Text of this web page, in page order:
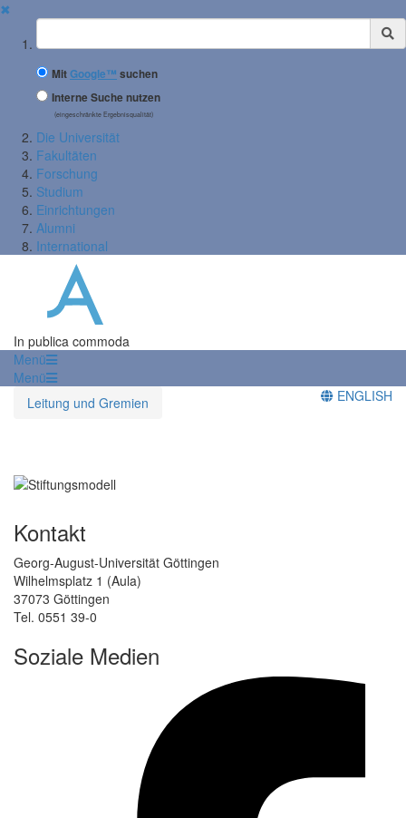
✖
Suchbegriff
MitGoogle™ suchen
Interne Suche nutzen
(eingeschränkte Ergebnisqualität)
Die Universität
Fakultäten
Forschung
Studium
Einrichtungen
Alumni
International
In publica commoda
Menü
Menü
Leitung und Gremien
ENGLISH
Kontakt
Georg-August-Universität Göttingen
Wilhelmsplatz 1 (Aula)
37073 Göttingen
Tel. 0551 39-0
Soziale Medien